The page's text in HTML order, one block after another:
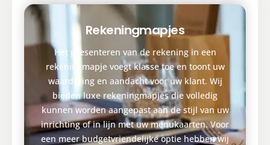
Disposables webshop
Voor op tafel webshop
Rekeningmapjes
Het presenteren van de rekening in een
rekeningmapje voegt klasse toe en toont uw
waardering en aandacht voor uw klant. Wij
bieden luxe rekeningmapjes die volledig
kunnen worden aangepast aan de stijl van uw
inrichting of in lijn met uw menukaarten. Voor
een meer budgetvriendelijke optie hebben wij